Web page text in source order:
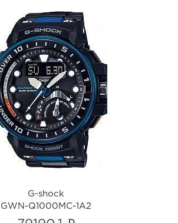
G-shock
GWN-Q1000MC-1A2
i
G-shock
GWN-Q1000MC-1A2